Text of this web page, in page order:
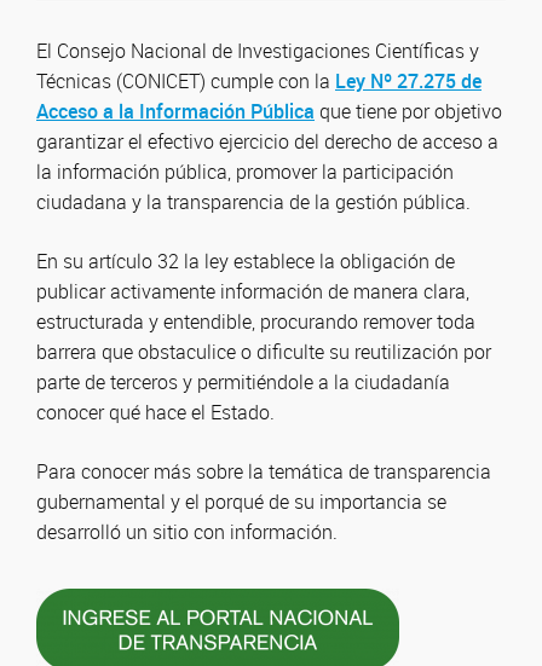
El Consejo Nacional de Investigaciones Científicas y
Técnicas (CONICET) cumple con la Ley Nº 27.275 de
Acceso a la Información Pública que tiene por objetivo
garantizar el efectivo ejercicio del derecho de acceso a
la información pública, promover la participación
ciudadana y la transparencia de la gestión pública.
En su artículo 32 la ley establece la obligación de
publicar activamente información de manera clara,
estructurada y entendible, procurando remover toda
barrera que obstaculice o dificulte su reutilización por
parte de terceros y permitiéndole a la ciudadanía
conocer qué hace el Estado.
Para conocer más sobre la temática de transparencia
gubernamental y el porqué de su importancia se
desarrolló un sitio con información.